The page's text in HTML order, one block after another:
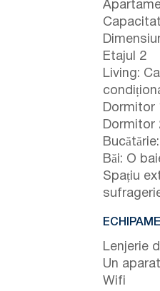
Etajul 2
Living:
Dormitor
Dormitor
Băi: O
Spațiu
Lenjerie
Un
Wifi